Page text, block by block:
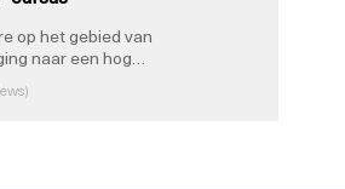
op het gebied van
naar een hoger
CISSP - de
op het gebied